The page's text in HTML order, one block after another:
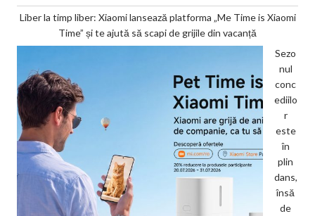
Liber la timp liber: Xiaomi lansează platforma „Me Time is Xiaomi
Time” și te ajută să scapi de grijile din vacanță
Sezo
nul
conc
ediilo
r
este
în
plin
dans,
însă
de